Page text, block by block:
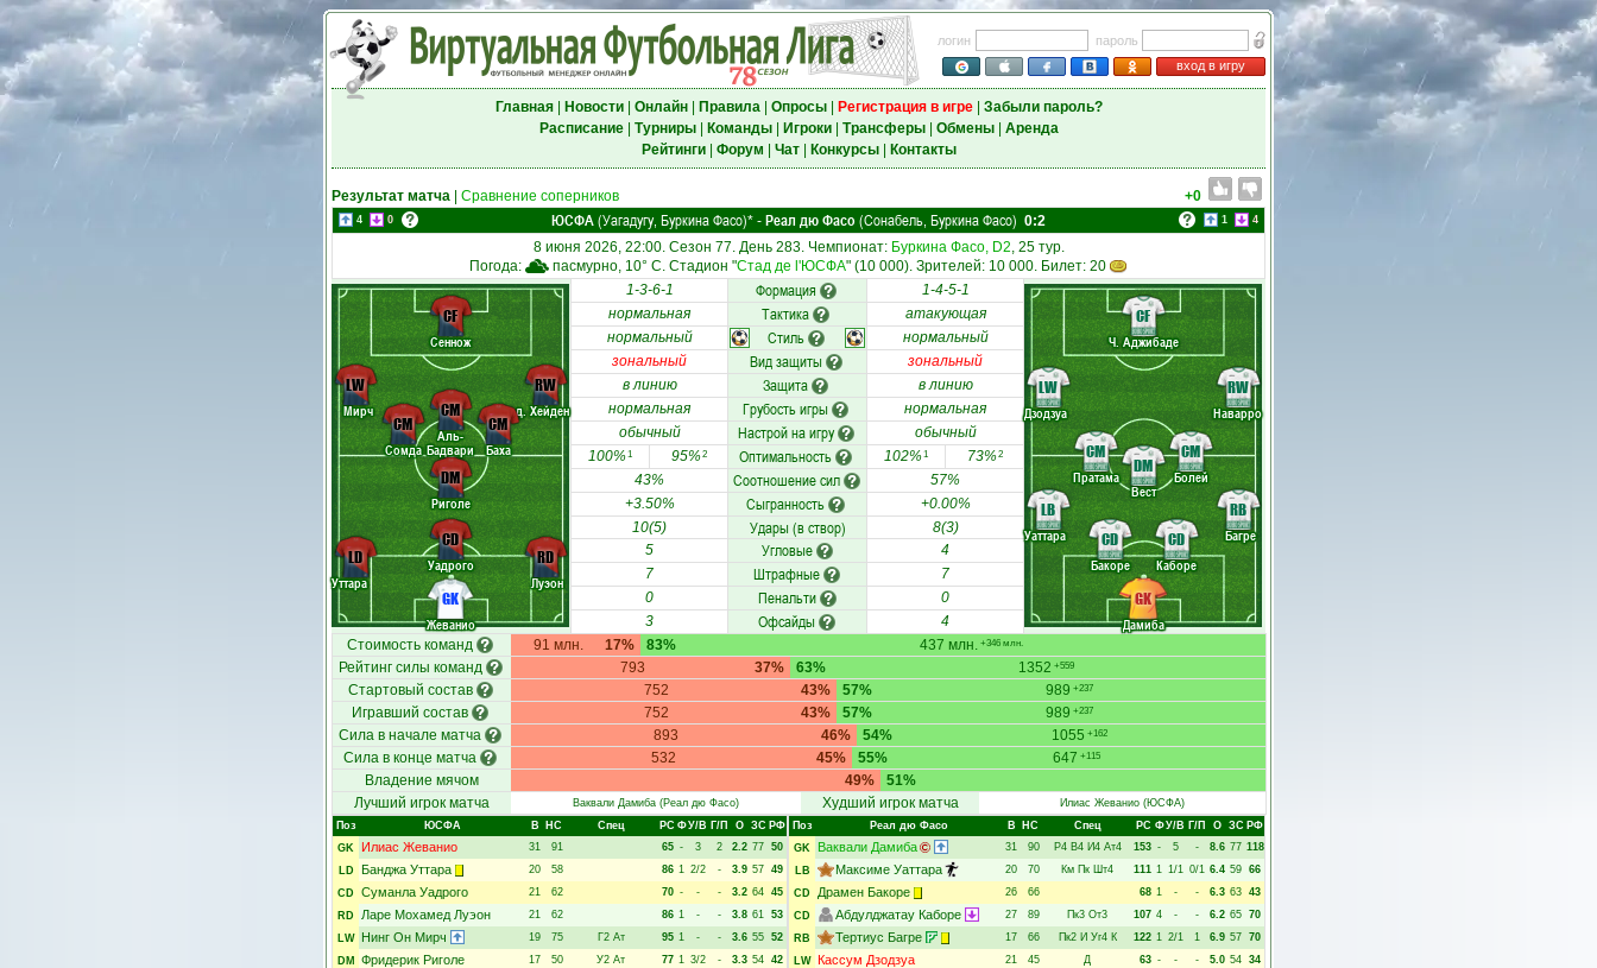
логин
пароль
вход в игру
Главная| Новости| Онлайн| Правила| Опросы| Регистрация в игре| Забыли пароль?
Расписание| Турниры| Команды| Игроки| Трансферы| Обмены| Аренда
Рейтинги| Форум Чат| Конкурсы| Контакты
Результат матча Сравнение соперников +0
4 0 ЮСФА(Уагадугу, Буркина Фасо)* - Реал дю Фасо (Сонабель, Буркина Фасо) 0:2 1 4
8 июня 2026, 22:00. Сезон 77. День 283. Чемпионат: Буркина Фасо, D2, 25 тур.
Погода:
пасмурно, 10° C. Стадион "Стад де l'ЮСФА" (10 000). Зрителей: 10 000. Билет: 20
Жеванио
Уттара
Уадрого
Луэон
Мирч
Риголе
Сомда
Аль-
БадвариБаха
в. д. Хейден
Сеннож
GK
LD
CD
RD
LW
DM
CM
CM
CM
RW
CF
1-3-6-1 Формация 1-4-5-1
Дамиба
Уаттара
Бакоре
Каборе
Багре
Дзодзуа
Вест
Пратама Болей
Наварро
Ч. Аджибаде
GK
LB
CD
CD
RB
LW
DM
CM CM
RW
CF
нормальная Тактика
атакующая
нормальный
Стиль
нормальный
зональный
Вид защиты
зональный
в линию
Защита
в линию
нормальная
Грубость игры
нормальная
обычный
Настрой на игру
обычный
100%1 95%2 Оптимальность 102%1 73%2
43% Соотношение сил
57%
+3.50%
Сыгранность
+0.00%
10(5)
Удары (в створ)
8(3)
5
Угловые
4
7
Штрафные
7
0
Пенальти
0
3
Офсайды
4
Стоимость команд
91 млн. 17% 437 млн. +346 млн.
83%
Рейтинг силы команд
793 37% 1352 +559
63%
Стартовый состав
752 43% 989 +237
57%
Игравший состав
752 43% 989 +237
57%
Сила в начале матча
893 46% 1055 +162
54%
Сила в конце матча
532 45% 647 +115
55%
Владение мячом
49%
51%
Лучший игрок матча
Ваквали Дамиба (Реал дю Фасо) Худший игрок матча Илиас Жеванио (ЮСФА)
Поз
ЮСФА В НC Спец РC ФУ/В Г/П О ЗС РФ
GK
Илиас Жеванио 31 91 65 - 3 2 2.2 77 50
LD
Банджа Уттара 20 58 86 1 2/2 - 3.9 57 49
CD Суманла Уадрого 21 62 70 - - - 3.2 64 45
RD
Ларе Мохамед Луэон 21 62 86 1 - - 3.8 61 53
LW
Нинг Он Мирч 19 75 Г2 Ат 95 1 - - 3.6 55 52
DM
Фридерик Риголе 17 50 У2 Ат 77 1 3/2 - 3.3 54 42
Поз Реал дю Фасо В НC Спец РC ФУ/В Г/П О ЗС РФ
GK
Ваквали Дамиба 31 90 Р4 В4 И4 Ат4 153 - 5 - 8.6 77 118
LB
Максиме Уаттара 20 70 Км Пк Шт4 111 1 1/1 0/1 6.4 59 66
CD
Драмен Бакоре 26 66 68 1 - - 6.3 63 43
CD
Абдулджатау Каборе 27 89 Пк3 От3 107 4 - - 6.2 65 70
RB
Тертиус Багре 17 66 Пк2 И Уг4 К 122 1 2/1 1 6.9 57 70
LW Кассум Дзодзуа 21 45 Д 63 - - - 5.0 54 34